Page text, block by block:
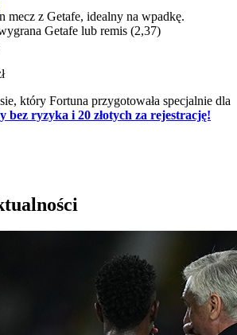
mecz z Getafe, idealny na wpadkę.
Getafe lub remis (2,37)
który Fortuna przygotowała specjalnie dla
bez ryzyka i 20 złotych za rejestrację!